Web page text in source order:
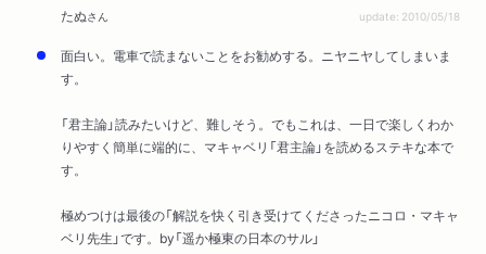
解説 ニコロ・マキャベリ
たぬさん update: 2010/05/18
面白い。電車で読まないことをお勧めする。ニヤニヤしてしまいま
す。
「君主論」読みたいけど、難しそう。でもこれは、一日で楽しくわか
りやすく簡単に端的に、マキャベリ「君主論」を読めるステキな本で
す。
極めつけは最後の「解説を快く引き受けてくださったニコロ・マキャ
ベリ先生」です。by「遥か極東の日本のサル」